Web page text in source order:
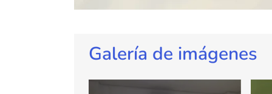
Galería de imágenes